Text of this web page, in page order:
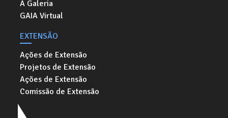
A Galeria
GAIA Virtual
EXTENSÃO
Ações de Extensão
Projetos de Extensão
Ações de Extensão
Comissão de Extensão